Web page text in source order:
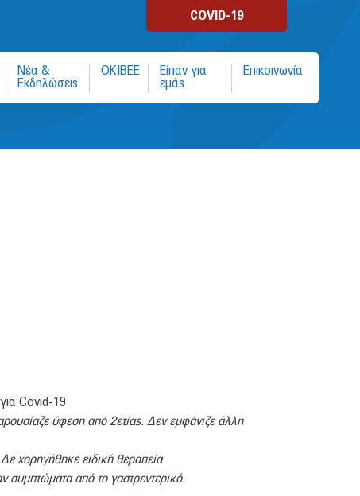
COVID-19
Νέα &
Εκδηλώσεις
ΟΚΙΒΕΕ
Είπαν για
εμάς
Επικοινωνία
Covid-19
ύφεση από 2ετίας. Δεν εμφάνιζε άλλη
χορηγήθηκε ειδική θεραπεία
συμπτώματα από το γαστρεντερικό.